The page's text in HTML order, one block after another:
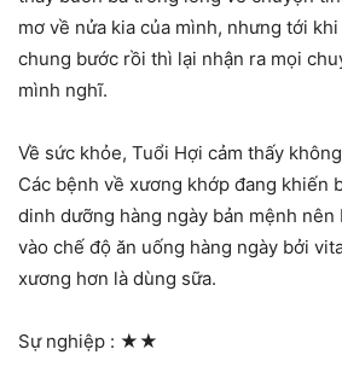
mơ về nửa kia của mình, nhưng tới
chung bước rồi thì lại nhận ra mọi
mình nghĩ.
Về sức khỏe, Tuổi Hợi cảm thấy
Các bệnh về xương khớp đang khiến
dinh dưỡng hàng ngày bản mệnh nên
vào chế độ ăn uống hàng ngày bởi
xương hơn là dùng sữa.
Sự nghiệp : ★★